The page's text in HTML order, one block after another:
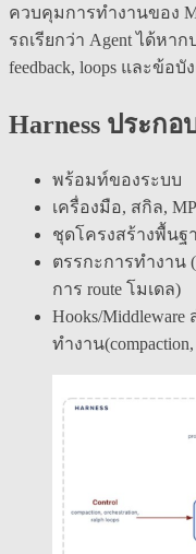
ควบคุมการทำงานของ
รถเรียกว่า Agent ได้หาก
feedback, loops และข้อ
Harness ประกอ
พร้อมท์ของระบบ
เครื่องมือ, สกิล,
ชุดโครงสร้างพื้นฐ
ตรรกะการทำงาน
การ route โมเดล)
Hooks/
ทำงาน(compaction,